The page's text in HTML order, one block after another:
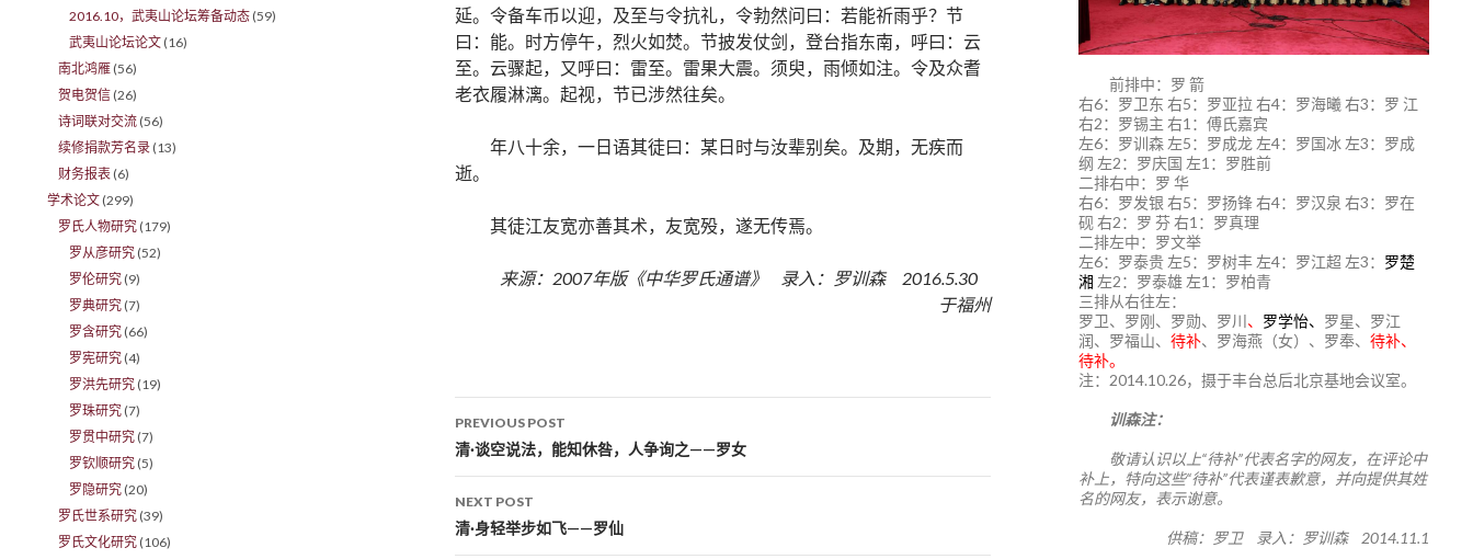
延。令备车币以迎，及至与令抗礼，令勃然问曰：若能祈雨乎？节
曰：能。时方停午，烈火如焚。节披发仗剑，登台指东南，呼曰：云
至。云骤起，又呼曰：雷至。雷果大震。须臾，雨倾如注。令及众耆
老衣履淋漓。起视，节已涉然往矣。
年八十余，一日语其徒曰：某日时与汝辈别矣。及期，无疾而
逝。
其徒江友宽亦善其术，友宽殁，遂无传焉。
来源：2007年版《中华罗氏通谱》 录入：罗训森 2016.5.30
于福州
Post navigation
PREVIOUS POST
清·谈空说法，能知休咎，人争询之——罗女
NEXT POST
清·身轻举步如飞——罗仙
前排中：罗 箭
右6：罗卫东 右5：罗亚拉 右4：罗海曦 右3：罗 江
右2：罗锡主 右1：傅氏嘉宾
左6：罗训森 左5：罗成龙 左4：罗国冰 左3：罗成
纲 左2：罗庆国 左1：罗胜前
二排右中：罗 华
右6：罗发银 右5：罗扬锋 右4：罗汉泉 右3：罗在
砚 右2：罗 芬 右1：罗真理
二排左中：罗文举
左6：罗泰贵 左5：罗树丰 左4：罗江超 左3： 罗楚
湘 左2：罗泰雄 左1：罗柏青
三排从右往左：
罗卫、罗刚、罗勋、罗川、 罗学怡、 罗星、罗江
润、罗福山、 待补、罗海燕（女）、罗奉、 待补、
待补。
注：2014.10.26，摄于丰台总后北京基地会议室。
训森注：
敬请认识以上“待补”代表名字的网友，在评论中
补上，特向这些“待补”代表谨表歉意，并向提供其姓
名的网友，表示谢意。
供稿：罗卫 录入：罗训森 2014.11.1
2016.10，武夷山论坛筹备动态 (59)
武夷山论坛论文 (16)
南北鸿雁 (56)
贺电贺信 (26)
诗词联对交流 (56)
续修捐款芳名录 (13)
财务报表 (6)
学术论文 (299)
罗氏人物研究 (179)
罗从彦研究 (52)
罗伦研究 (9)
罗典研究 (7)
罗含研究 (66)
罗宪研究 (4)
罗洪先研究 (19)
罗珠研究 (7)
罗贯中研究 (7)
罗钦顺研究 (5)
罗隐研究 (20)
罗氏世系研究 (39)
罗氏文化研究 (106)